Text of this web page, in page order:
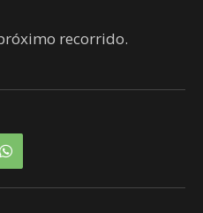
recorrido.